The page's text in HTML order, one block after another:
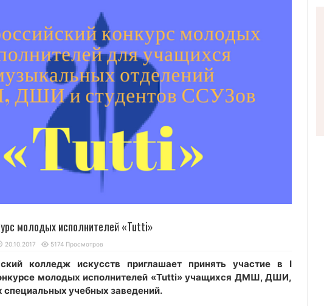
молодых исполнителей «Tutti»
20.10.2017 5174 Просмотров
колледж искусств приглашает принять участие в I
молодых исполнителей «Tutti» учащихся ДМШ, ДШИ,
учебных заведений.